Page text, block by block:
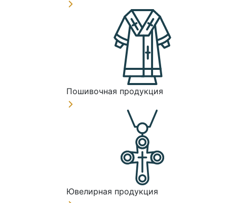
Пошивочная продукция
Ювелирная продукция